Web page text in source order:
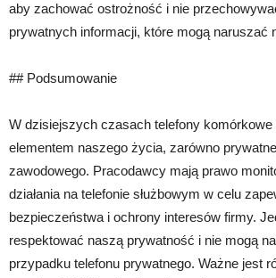
aby zachować ostrożność i nie
prywatnych informacji, które mogą naruszać
## Podsumowanie
W dzisiejszych czasach telefony komórkowe
elementem naszego życia, zarówno
zawodowego. Pracodawcy mają prawo
działania na telefonie służbowym w celu
bezpieczeństwa i ochrony interesów firmy.
respektować naszą prywatność i nie mogą
przypadku telefonu prywatnego. Ważne jest